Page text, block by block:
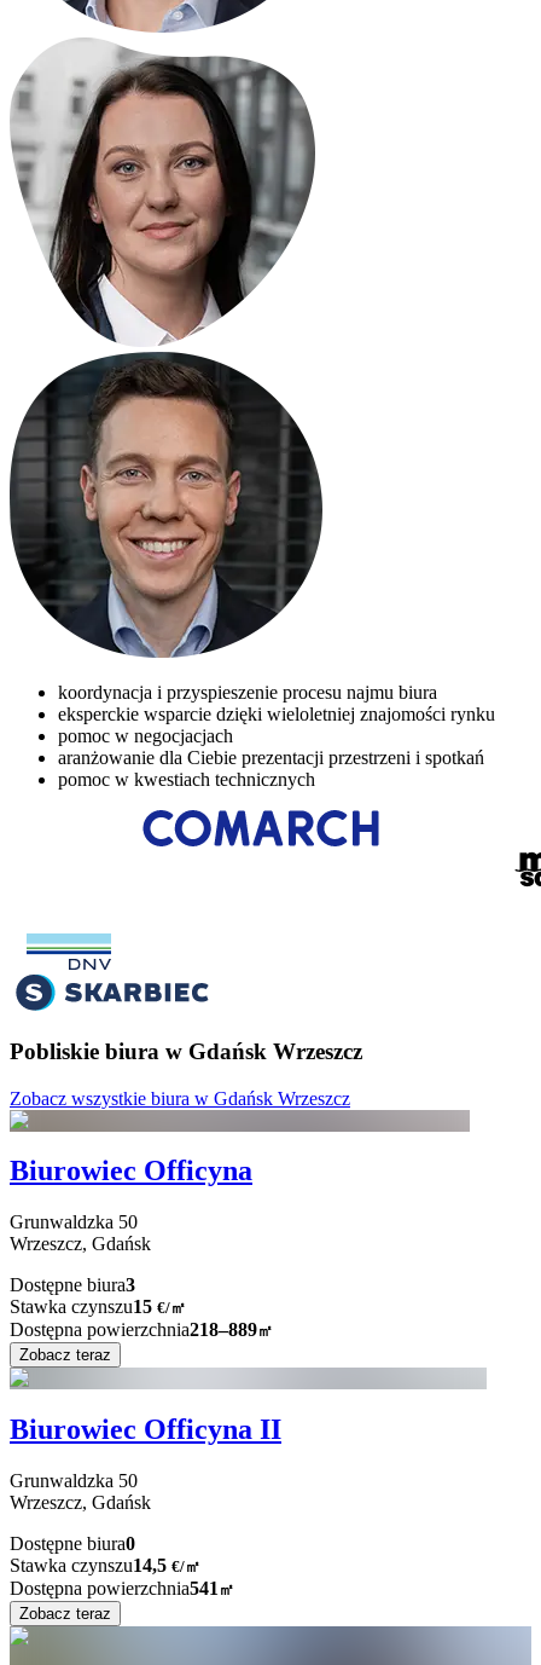
koordynacja i przyspieszenie procesu najmu biura
eksperckie wsparcie dzięki wieloletniej znajomości rynku
pomoc w negocjacjach
aranżowanie dla Ciebie prezentacji przestrzeni i spotkań
pomoc w kwestiach technicznych
Pobliskie biura w Gdańsk Wrzeszcz
Zobacz wszystkie biura w Gdańsk Wrzeszcz
Biurowiec Officyna
Grunwaldzka 50
Wrzeszcz, Gdańsk
Dostępne biura3
Stawka czynszu15 €/㎡
Dostępna powierzchnia218–889㎡
Zobacz teraz
Biurowiec Officyna II
Grunwaldzka 50
Wrzeszcz, Gdańsk
Dostępne biura0
Stawka czynszu14,5 €/㎡
Dostępna powierzchnia541 ㎡
Zobacz teraz